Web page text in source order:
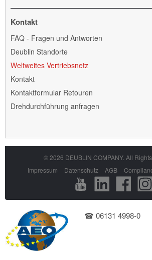
Kontakt
Navigation
überspringen
FAQ - Fragen und Antworten
Deublin Standorte
Weltweites Vertriebsnetz
Kontakt
Kontaktformular Retouren
Drehdurchführung anfragen
© 2026 DEUBLIN COMPANY. All
Navigation
überspringen
Impressum Datenschutz AGB
☎ 06131 4998-0